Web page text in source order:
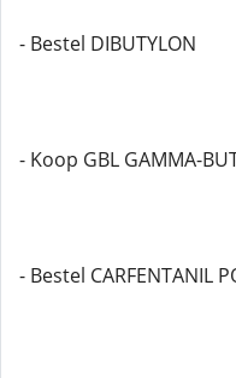
- Bestel DIBUTYLON
- Koop GBL GAMMA-
- Bestel CARFENTANIL